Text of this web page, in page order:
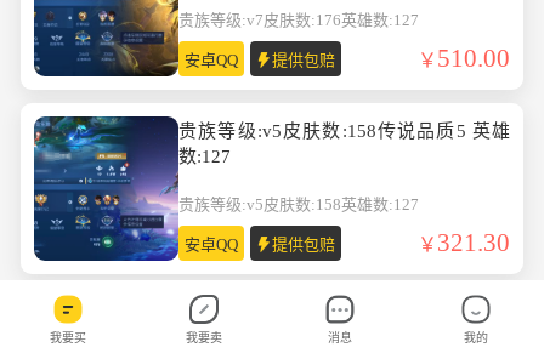
贵族等级:v7皮肤数:176英雄数:127
安卓QQ 提供包赔 510.00
贵族等级:v5皮肤数:158传说品质5 英雄
数:127
贵族等级:v5皮肤数:158英雄数:127
安卓QQ 提供包赔 321.30
贵族等级:v8皮肤数:298传说品质16 珍品
传说2 生肖限定4 荣耀典藏1 英雄数:129
我要买 我要卖 消息 我的